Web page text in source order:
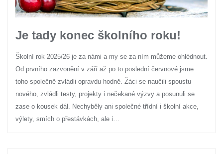
Je tady konec školního roku!
Školní rok 2025/26 je za námi a my se za ním můžeme ohlédnout.
Od prvního zazvonění v září až po to poslední červnové jsme
toho společně zvládli opravdu hodně. Žáci se naučili spoustu
nového, zvládli testy, projekty i nečekané výzvy a posunuli se
zase o kousek dál. Nechyběly ani společné třídní i školní akce,
výlety, smích o přestávkách, ale i…